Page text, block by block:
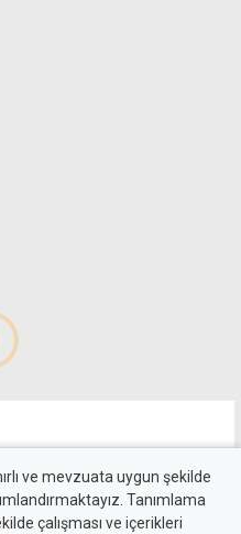
Sami Doğan-
ve mevzuata uygun şekilde
Tanımlama
çalışması ve içerikleri